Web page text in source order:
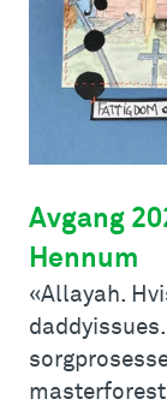
Avgang
Hennum
«Allayah.